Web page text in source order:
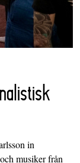
in
musiker från